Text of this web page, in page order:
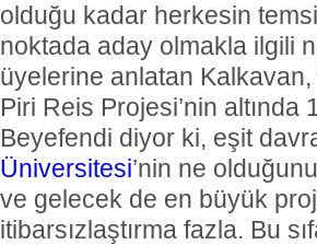
olduğu kadar herkesin
noktada aday olmakla ilgili
üyelerine anlatan
Piri Reis Projesi’nin altında
Beyefendi diyor ki, eşit
Üniversitesi’nin ne
ve gelecek de en büyük
itibarsızlaştırma fazla. Bu